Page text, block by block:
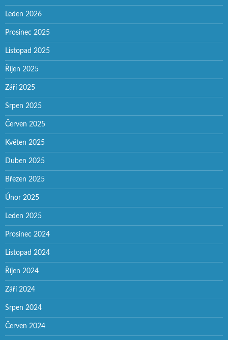
Leden 2026
Prosinec 2025
Listopad 2025
Říjen 2025
Září 2025
Srpen 2025
Červen 2025
Květen 2025
Duben 2025
Březen 2025
Únor 2025
Leden 2025
Prosinec 2024
Listopad 2024
Říjen 2024
Září 2024
Srpen 2024
Červen 2024